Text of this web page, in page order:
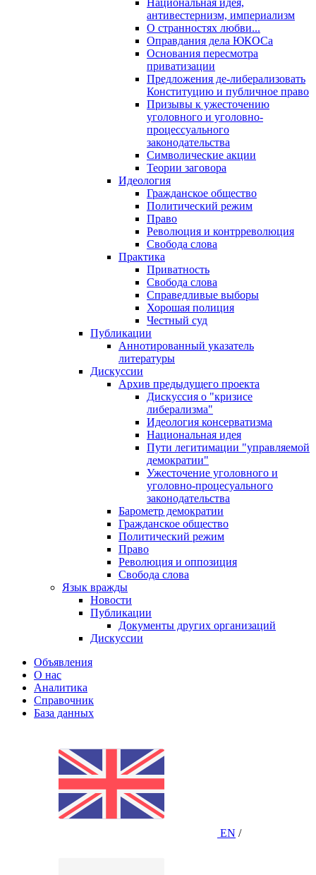
Национальная идея,
антивестернизм, империализм
О странностях любви...
Оправдания дела ЮКОСа
Основания пересмотра
приватизации
Предложения де-либерализовать
Конституцию и публичное право
Призывы к ужесточению
уголовного и уголовно-
процессуального
законодательства
Символические акции
Теории заговора
Идеология
Гражданское общество
Политический режим
Право
Революция и контрреволюция
Свобода слова
Практика
Приватность
Свобода слова
Справедливые выборы
Хорошая полиция
Честный суд
Публикации
Аннотированный указатель
литературы
Дискуссии
Архив предыдущего проекта
Дискуссия о "кризисе
либерализма"
Идеология консерватизма
Национальная идея
Пути легитимации "управляемой
демократии"
Ужесточение уголовного и
уголовно-процесуального
законодательства
Барометр демократии
Гражданское общество
Политический режим
Право
Революция и оппозиция
Свобода слова
Язык вражды
Новости
Публикации
Документы других организаций
Дискуссии
Объявления
О нас
Аналитика
Справочник
База данных
EN /